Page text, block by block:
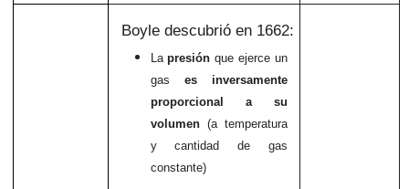
Boyle descubrió en 1662:
Lapresiónque ejerce un
gas es inversamente
proporcional a su
volumen (a temperatura
y cantidad de gas
constante)